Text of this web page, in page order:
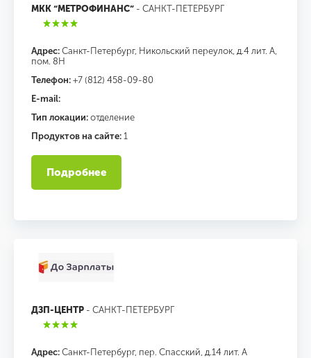
МКК “МЕТРОФИНАНС” - САНКТ-ПЕТЕРБУРГ
Адрес: Санкт-Петербург, Никольский переулок, д.4 лит. А,
пом. 8Н
Телефон: +7 (812) 458-09-80
E-mail:
Тип локации: отделение
Продуктов на сайте: 1
Подробнее
ДЗП-ЦЕНТР - САНКТ-ПЕТЕРБУРГ
Адрес: Санкт-Петербург, пер. Спасский, д.14 лит. А